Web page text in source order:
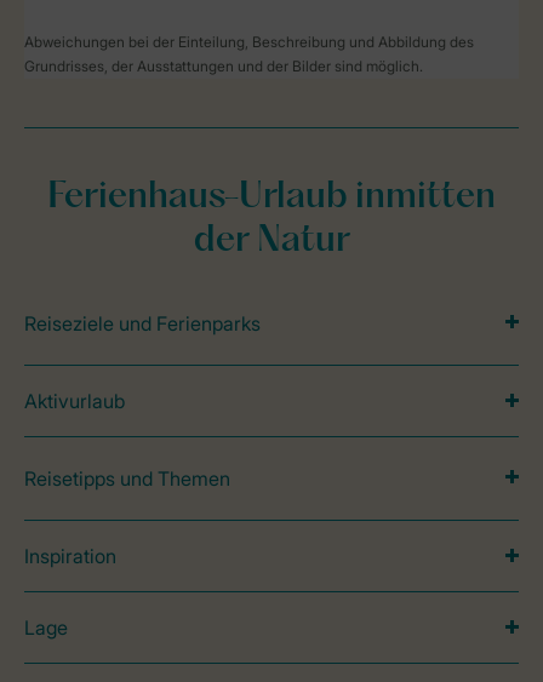
Abweichungen bei der Einteilung, Beschreibung und Abbildung des
Grundrisses, der Ausstattungen und der Bilder sind möglich.
Ferienhaus-Urlaub inmitten
der Natur
Reiseziele und Ferienparks
Aktivurlaub
Reisetipps und Themen
Inspiration
Lage